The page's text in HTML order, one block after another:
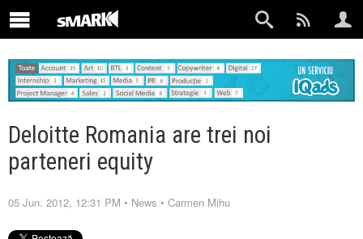
Deloitte Romania are trei noi
parteneri equity
05 Jun. 2012, 12:31 PM • News • Carmen Mihu